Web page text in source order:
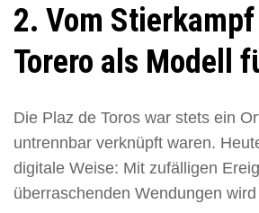
2. Vom
Torero als Modell
Die Plaz de Toros war stets ein
untrennbar verknüpft waren.
digitale Weise: Mit zufälligen
überraschenden Wendungen